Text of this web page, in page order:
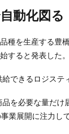
動化図る
を生産する豊
すると発表した。
できるロジステ
を必要な量だけ
業展開に注力して